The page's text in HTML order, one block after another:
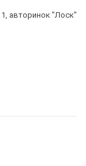
1, авторинок "Лоск"